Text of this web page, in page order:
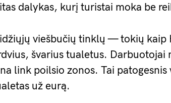
dalykas, kurį turistai moka be
viešbučių tinklų — tokių
švarius tualetus.
link poilsio zonos. Tai
už eurą.